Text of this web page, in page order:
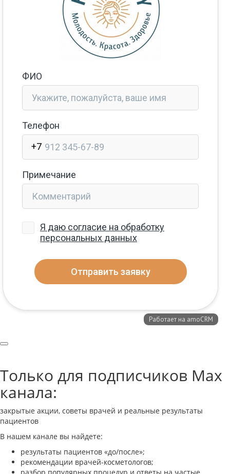
Только для подписчиков Max
канала:
закрытые акции, советы врачей и реальные результаты
пациентов
В нашем канале вы найдете:
результаты пациентов «до/после»;
рекомендации врачей-косметологов;